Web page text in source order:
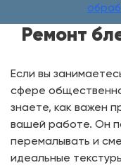
Ремонт
Если вы
сфере
знаете, как важен
вашей работе. Он
перемалывать и
идеальные